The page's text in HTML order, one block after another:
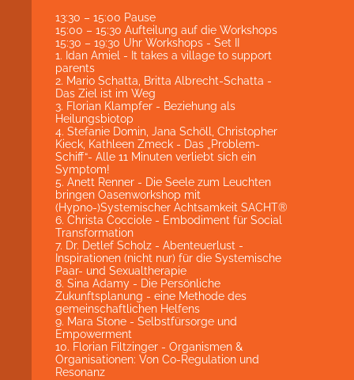
13:30 – 15:00 Pause
15:00 – 15:30 Aufteilung auf die Workshops
15:30 – 19:30 Uhr Workshops - Set II
1. Idan Amiel - It takes a village to support
parents
2. Mario Schatta, Britta Albrecht-Schatta -
Das Ziel ist im Weg
3. Florian Klampfer - Beziehung als
Heilungsbiotop
4. Stefanie Domin, Jana Schöll, Christopher
Kieck, Kathleen Zmeck - Das „Problem-
Schiff“- Alle 11 Minuten verliebt sich ein
Symptom!
5. Anett Renner - Die Seele zum Leuchten
bringen Oasenworkshop mit
(Hypno-)Systemischer Achtsamkeit SACHT®
6. Christa Cocciole - Embodiment für Social
Transformation
7. Dr. Detlef Scholz - Abenteuerlust -
Inspirationen (nicht nur) für die Systemische
Paar- und Sexualtherapie
8. Sina Adamy - Die Persönliche
Zukunftsplanung - eine Methode des
gemeinschaftlichen Helfens
9. Mara Stone - Selbstfürsorge und
Empowerment
10. Florian Filtzinger - Organismen &
Organisationen: Von Co-Regulation und
Resonanz